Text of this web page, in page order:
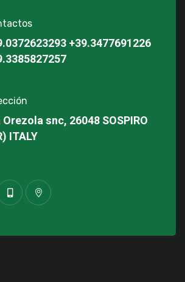
+39.3477691226
snc, 26048 SOSPIRO
ITALY